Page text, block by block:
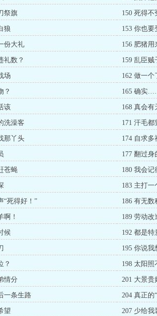
祭旗 150 死得不
狼 153 你也要
份大礼 156 肥猪用
礼数？ 159 乱臣贼
场 162 做一个
？ 165 确实
该 168 真会有
洗澡客 171 汗毛都
那丫头 174 自求多
177 翻过身
苍蝇 180 我会记
183 主打一
“死得好！” 186 有无
啊！ 189 劳动改
候 192 都是特
195 你说我
？ 198 太阳
情分 201 大景贵
一条生路 204 真正的
望 207 少给我